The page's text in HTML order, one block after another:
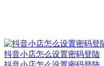
抖音小店怎么设置密码登陆